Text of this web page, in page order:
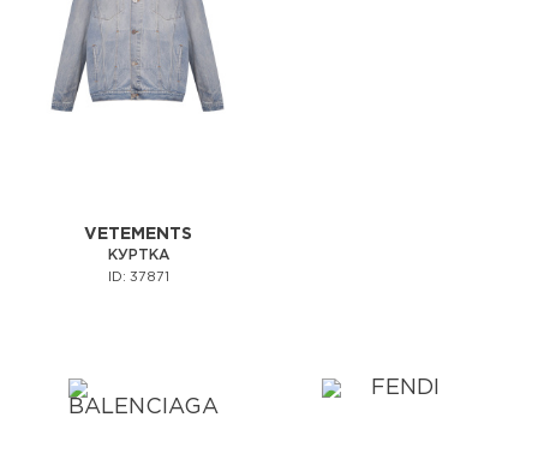
VETEMENTS
КУРТКА
ID: 37871